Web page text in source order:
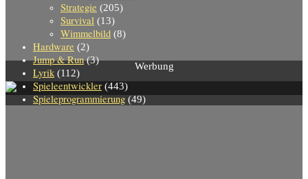
Strategie (205)
Survival (13)
Wimmelbild (8)
Hardware (2)
Jump & Run(3)
Lyrik (112)
Spieleentwickler (443)
Spieleprogrammierung (49)
Werbung